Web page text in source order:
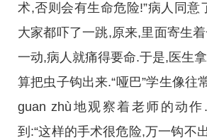
术,否则会有生命危险!”病人同意
大家都吓了一跳,原来,里面寄生
一动,病人就痛得要命.于是,医生
算把虫子钩出来.“哑巴”学生像往
guan zhù地观察着老师的动
到:“这样的手术很危险,万一钩不